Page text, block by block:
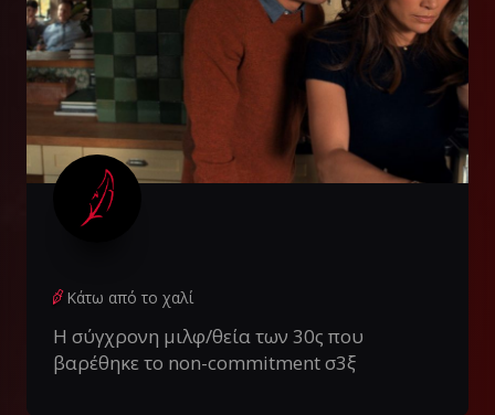
Κάτω από το χαλί
Η σύγχρονη μιλφ/θεία των 30ς που
βαρέθηκε το non-commitment σ3ξ